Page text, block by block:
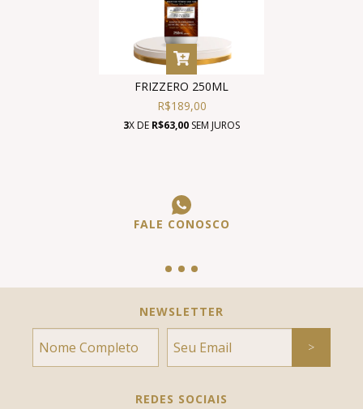
FRIZZERO 250ML
R$189,00
3X DE R$63,00 SEM JUROS
FALE CONOSCO
NEWSLETTER
REDES SOCIAIS